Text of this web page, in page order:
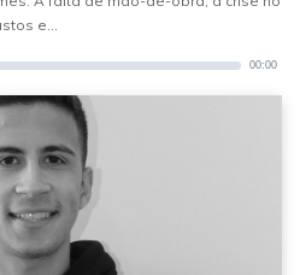
e...
00:00